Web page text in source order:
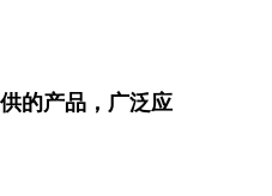
的产品，广泛应